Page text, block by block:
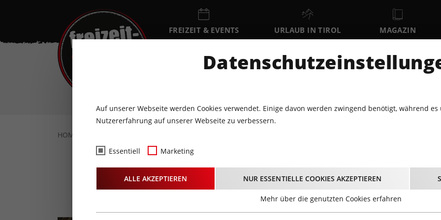
FREIZEIT & EVENTS URLAUB IN TIROL MAGAZIN
EVENTKALENDER
SA SO MO 11
HOME
AK Kindertheater: "Die
08.12.2024 - Beginn 14:30 Uhr
Auf unserer Webseite werden Cookies verwendet. Einige davon werden zwingend benötigt, während
Nutzererfahrung auf unserer Webseite zu verbessern.
Essentiell Marketing
ALLE AKZEPTIEREN NUR ESSENTIELLE COOKIES AKZEPTIEREN
Mehr über die genutzten Cookies erfahren